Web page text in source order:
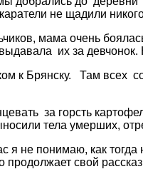
не щадили
мама очень
их за
к Брянску. Там всех
за горсть
тела умерших,
не понимаю, как
свой